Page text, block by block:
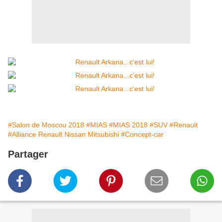
#Salon de Moscou 2018 #MIAS #MIAS 2018 #SUV #Renault
#Alliance Renault Nissan Mitsubishi #Concept-car
Partager